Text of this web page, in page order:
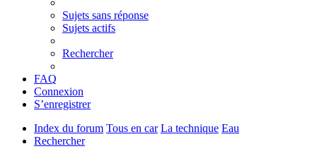
Sujets sans réponse
Sujets actifs
Rechercher
FAQ
Connexion
S’enregistrer
Index du forum Tous en car La technique Eau
Rechercher